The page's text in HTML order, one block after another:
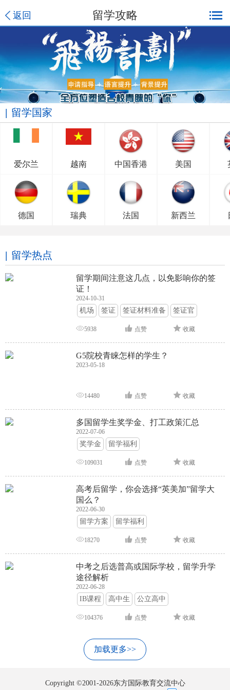
返回 留学攻略
留学国家
爱尔兰 越南 中国香港 美国
德国 瑞典 法国 新西兰
留学热点
留学期间注意这几点，以免影响你的签
证！
2024-10-31
机场 签证 签证材料准备 签证官
签证面试 签证申请攻略
5938 点赞 收藏
G5院校青睐怎样的学生？
2023-05-18
14480 点赞 收藏
多国留学生奖学金、打工政策汇总
2022-07-06
奖学金 留学福利
109031 点赞 收藏
高考后留学，你会选择“英美加”留学大
国么？
2022-06-30
留学方案 留学福利
18270 点赞 收藏
中考之后选普高或国际学校，留学升学
途径解析
2022-06-28
IB课程 高中生 公立高中
104376 点赞 收藏
加载更多>>
Copyright ©2001-2026东方国际教育交流中心